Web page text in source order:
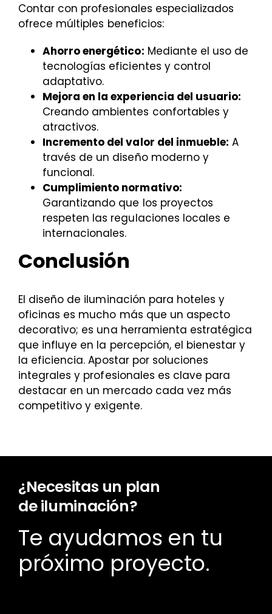
Contar con profesionales especializados
ofrece múltiples beneficios:
Ahorro energético: Mediante el uso de
tecnologías eficientes y control
adaptativo.
Mejora en la experiencia del usuario:
Creando ambientes confortables y
atractivos.
Incremento del valor del inmueble: A
través de un diseño moderno y
funcional.
Cumplimiento normativo:
Garantizando que los proyectos
respeten las regulaciones locales e
internacionales.
Conclusión
El diseño de iluminación para hoteles y
oficinas es mucho más que un aspecto
decorativo; es una herramienta estratégica
que influye en la percepción, el bienestar y
la eficiencia. Apostar por soluciones
integrales y profesionales es clave para
destacar en un mercado cada vez más
competitivo y exigente.
¿Necesitas un plan
de iluminación?
Te ayudamos en tu
próximo proyecto.